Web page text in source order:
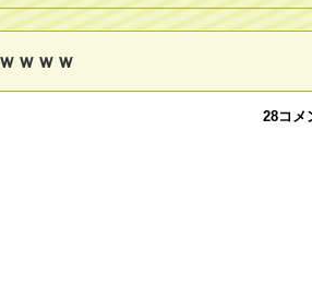
ｗｗｗ
28コメ